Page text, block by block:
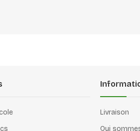
Livraison
Qui